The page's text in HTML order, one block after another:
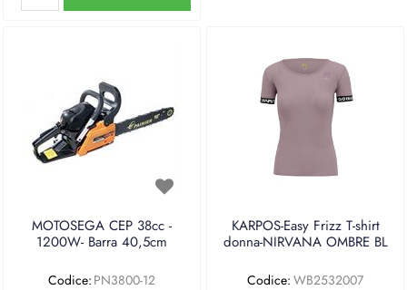
MOTOSEGA CEP 38cc -
1200W- Barra 40,5cm
Codice: PN3800-12
KARPOS-Easy Frizz T-shirt
donna-NIRVANA OMBRE BL
Codice: WB2532007